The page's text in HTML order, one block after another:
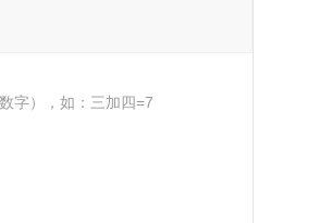
字），如：三加四=7